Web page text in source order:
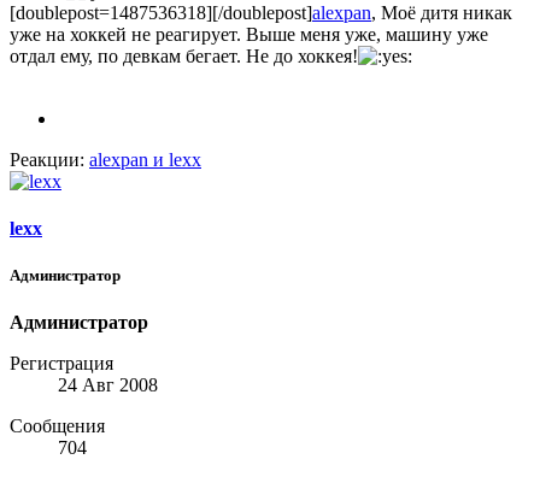
[doublepost=1487536318][/doublepost]alexpan, Моё дитя никак
уже на хоккей не реагирует. Выше меня уже, машину уже
отдал ему, по девкам бегает. Не до хоккея!
Реакции: alexpan и lexx
lexx
Администратор
Администратор
Регистрация
24 Авг 2008
Сообщения
704